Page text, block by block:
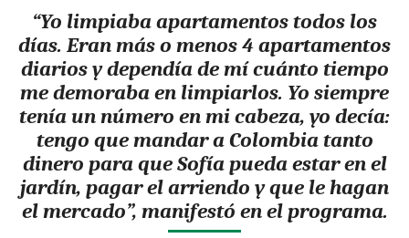
“Yo limpiaba apartamentos todos los
días. Eran más o menos 4 apartamentos
diarios y dependía de mí cuánto tiempo
me demoraba en limpiarlos. Yo siempre
tenía un número en mi cabeza, yo decía:
tengo que mandar a Colombia tanto
dinero para que Sofía pueda estar en el
jardín, pagar el arriendo y que le hagan
el mercado”, manifestó en el programa.